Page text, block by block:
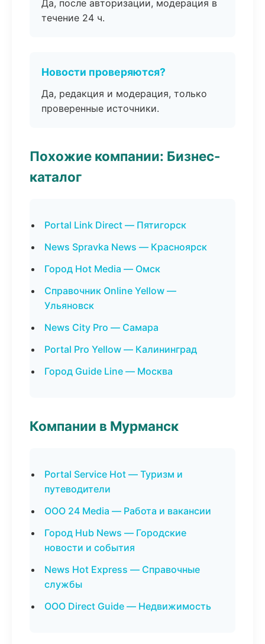
Да, после авторизации, модерация в
течение 24 ч.
Новости проверяются?
Да, редакция и модерация, только
проверенные источники.
Похожие компании: Бизнес-
каталог
Portal Link Direct — Пятигорск
News Spravka News — Красноярск
Город Hot Media — Омск
Справочник Online Yellow —
Ульяновск
News City Pro — Самара
Portal Pro Yellow — Калининград
Город Guide Line — Москва
Компании в Мурманск
Portal Service Hot — Туризм и
путеводители
ООО 24 Media — Работа и вакансии
Город Hub News — Городские
новости и события
News Hot Express — Справочные
службы
ООО Direct Guide — Недвижимость